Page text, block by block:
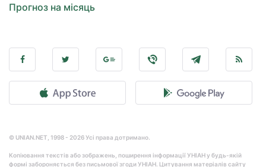
Прогноз на місяць
© UNIAN.NET, 1998 - 2026 Усі права дотримано.
Копіювання текстів або зображень, поширення інформації УНІАН у будь-якій
формі забороняється без письмової згоди УНІАН. Цитування матеріалів сайту